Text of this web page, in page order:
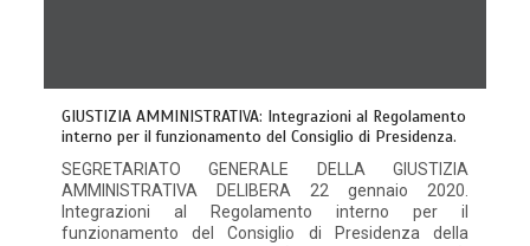
GIUSTIZIA AMMINISTRATIVA: Integrazioni al Regolamento
interno per il funzionamento del Consiglio di Presidenza.
SEGRETARIATO GENERALE DELLA GIUSTIZIA
AMMINISTRATIVA DELIBERA 22 gennaio 2020.
Integrazioni al Regolamento interno per il
funzionamento del Consiglio di Presidenza della